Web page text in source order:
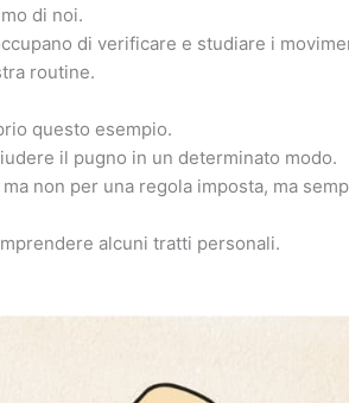
di noi.
di verificare e studiare i
routine.
questo esempio.
il pugno in un determinato modo.
non per una regola imposta, ma
alcuni tratti personali.